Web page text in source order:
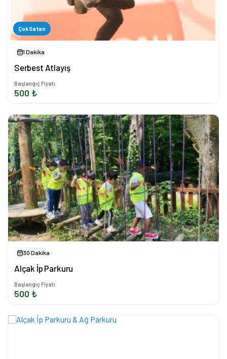
Çok Satan
1 Dakika
Serbest Atlayış
Başlangıç Fiyatı
500 ₺
30 Dakika
Alçak İp Parkuru
Başlangıç Fiyatı
500 ₺